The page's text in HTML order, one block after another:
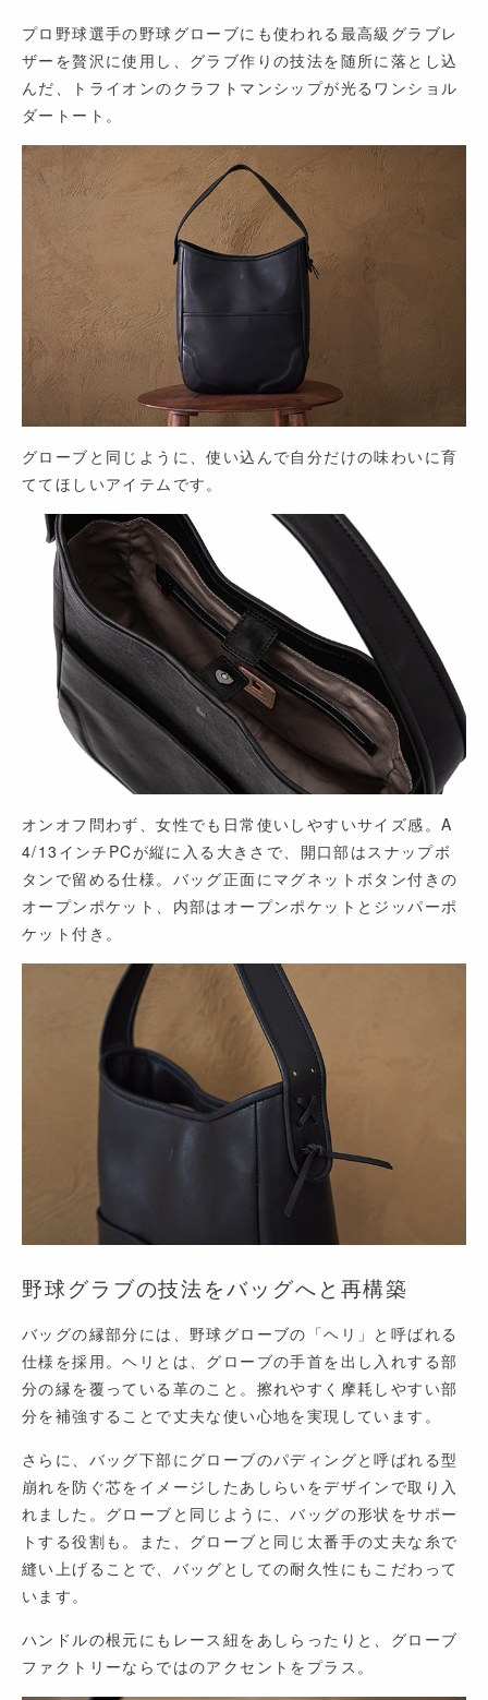
プロ野球選手の野球グローブにも使われる最高級グラブレ
ザーを贅沢に使用し、グラブ作りの技法を随所に落とし込
んだ、トライオンのクラフトマンシップが光るワンショル
ダートート。
グローブと同じように、使い込んで自分だけの味わいに育
ててほしいアイテムです。
オンオフ問わず、女性でも日常使いしやすいサイズ感。A
4/13インチPCが縦に入る大きさで、開口部はスナップボ
タンで留める仕様。バッグ正面にマグネットボタン付きの
オープンポケット、内部はオープンポケットとジッパーポ
ケット付き。
野球グラブの技法をバッグへと再構築
バッグの縁部分には、野球グローブの「ヘリ」と呼ばれる
仕様を採用。ヘリとは、グローブの手首を出し入れする部
分の縁を覆っている革のこと。擦れやすく摩耗しやすい部
分を補強することで丈夫な使い心地を実現しています。
さらに、バッグ下部にグローブのパディングと呼ばれる型
崩れを防ぐ芯をイメージしたあしらいをデザインで取り入
れました。グローブと同じように、バッグの形状をサポー
トする役割も。また、グローブと同じ太番手の丈夫な糸で
縫い上げることで、バッグとしての耐久性にもこだわって
います。
ハンドルの根元にもレース紐をあしらったりと、グローブ
ファクトリーならではのアクセントをプラス。